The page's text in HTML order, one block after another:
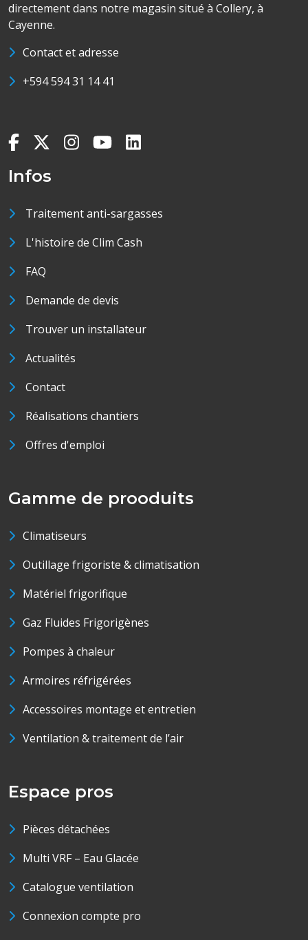
directement dans notre magasin situé à Collery, à
Cayenne.
Contact et adresse
+594 594 31 14 41
Infos
Traitement anti-sargasses
L'histoire de Clim Cash
FAQ
Demande de devis
Trouver un installateur
Actualités
Contact
Réalisations chantiers
Offres d'emploi
Gamme de prooduits
Climatiseurs
Outillage frigoriste & climatisation
Matériel frigorifique
Gaz Fluides Frigorigènes
Pompes à chaleur
Armoires réfrigérées
Accessoires montage et entretien
Ventilation & traitement de l’air
Espace pros
Pièces détachées
Multi VRF – Eau Glacée
Catalogue ventilation
Connexion compte pro